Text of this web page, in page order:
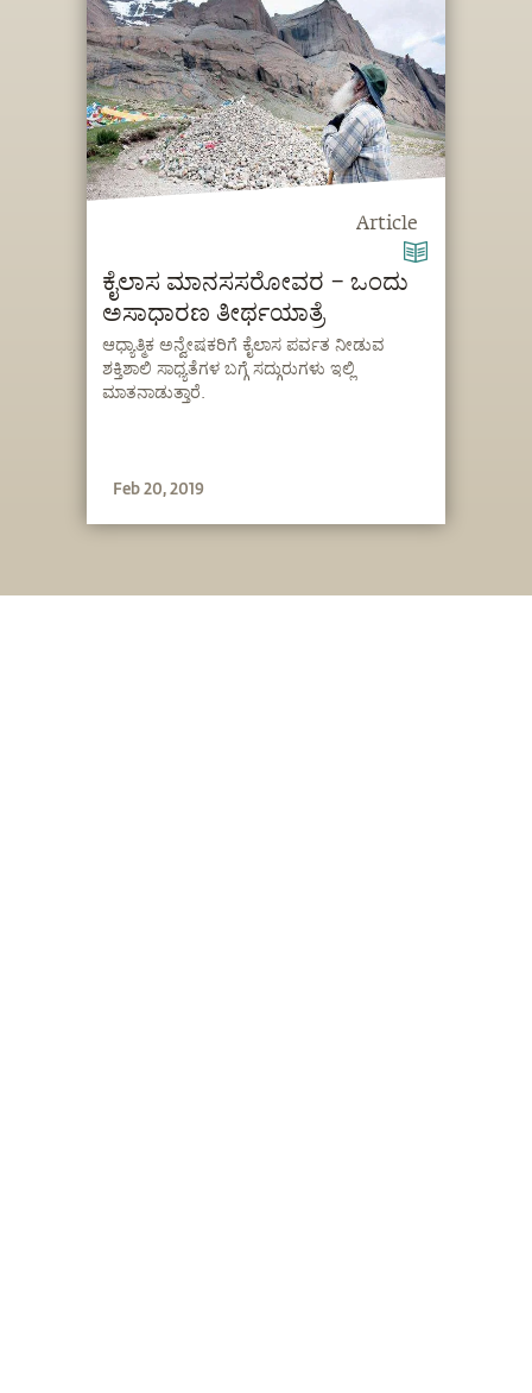
Article
ಕೈಲಾಸ ಮಾನಸಸರೋವರ – ಒಂದು
ಅಸಾಧಾರಣ ತೀರ್ಥಯಾತ್ರೆ
ಆಧ್ಯಾತ್ಮಿಕ ಅನ್ವೇಷಕರಿಗೆ ಕೈಲಾಸ ಪರ್ವತ ನೀಡುವ
ಶಕ್ತಿಶಾಲಿ ಸಾಧ್ಯತೆಗಳ ಬಗ್ಗೆ ಸದ್ಗುರುಗಳು ಇಲ್ಲಿ
ಮಾತನಾಡುತ್ತಾರೆ.
Feb 20, 2019